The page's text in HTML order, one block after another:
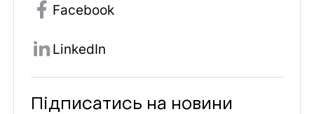
Facebook
LinkedIn
Підписатись на новини